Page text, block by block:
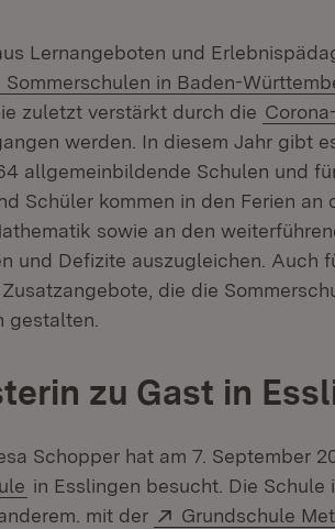
Lernangeboten und
Extern:
Sommerschulen in Baden-
zuletzt verstärkt durch die
werden. In diesem Jahr gibt
allgemeinbildende Schulen und
Schüler kommen in den Ferien an
sowie an den
und Defizite auszugleichen. Auch
die die
gestalten.
zu Gast in
Schopper hat am 7. September
(Öffnet in neuem Fenster)
in Esslingen besucht. Die Schule
mit der
Extern:
Grundschule